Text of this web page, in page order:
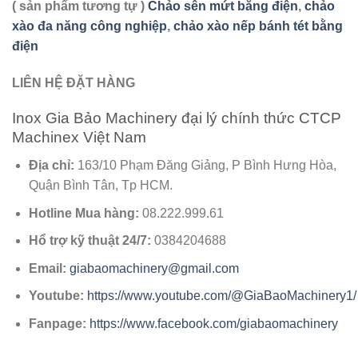
( sản phẩm tương tự ) Chảo sên mứt bằng điện, chảo
xào đa năng công nghiệp, chảo xào nếp bánh tét bằng
điện
LIÊN HỆ ĐẶT HÀNG
Inox Gia Bảo Machinery đại lý chính thức CTCP
Machinex Việt Nam
Địa chỉ: 163/10 Phạm Đăng Giảng, P Bình Hưng Hòa,
Quận Bình Tân, Tp HCM.
Hotline Mua hàng: 08.222.999.61
Hổ trợ kỹ thuật 24/7: 0384204688
Email: giabaomachinery@gmail.com
Youtube: https://www.youtube.com/@GiaBaoMachinery1/
Fanpage: https://www.facebook.com/giabaomachinery